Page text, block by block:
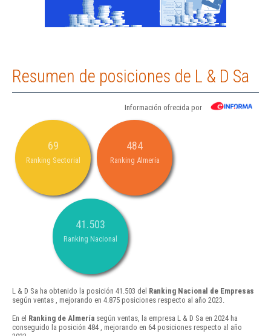
Resumen de posiciones de L & D Sa
Información ofrecida por
69
Ranking Sectorial
484
Ranking Almería
41.503
Ranking Nacional
L & D Sa ha obtenido la posición 41.503 del Ranking Nacional de Empresas
según ventas , mejorando en 4.875 posiciones respecto al año 2023.
En el Ranking de Almería según ventas, la empresa L & D Sa en 2024 ha
conseguido la posición 484 , mejorando en 64 posiciones respecto al año